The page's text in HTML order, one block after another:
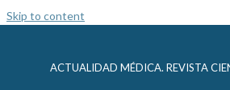
Skip to content
ACTUALIDAD MÉDICA. REVISTA